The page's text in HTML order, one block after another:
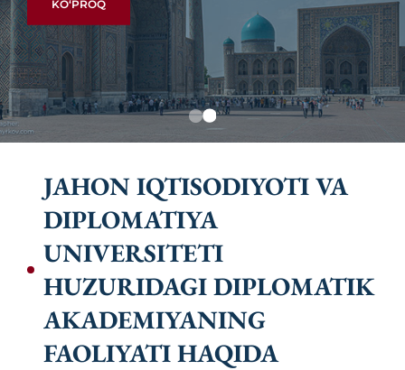
KO‘PROQ
KO‘PROQ
JAHON IQTISODIYOTI VA
DIPLOMATIYA
UNIVERSITETI
HUZURIDAGI DIPLOMATIK
AKADEMIYANING
FAOLIYATI HAQIDA